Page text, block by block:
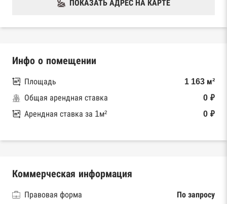
ПОКАЗАТЬ АДРЕС НА КАРТЕ
Инфо о помещении
Площадь
1 163 м²
Общая арендная ставка
0 ₽
Арендная ставка за 1м²
0 ₽
Коммерческая информация
Правовая форма
По запросу